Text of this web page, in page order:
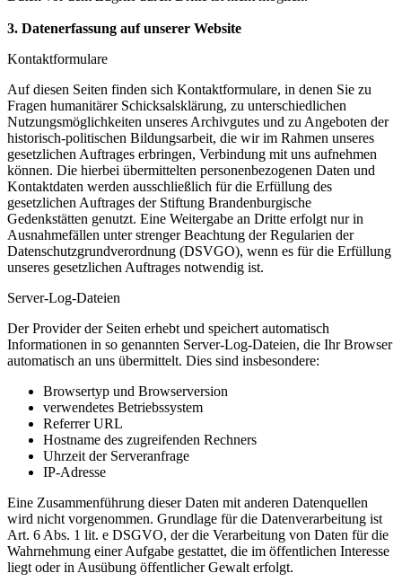
3. Datenerfassung auf unserer Website
Kontaktformulare
Auf diesen Seiten finden sich Kontaktformulare, in denen Sie zu
Fragen humanitärer Schicksalsklärung, zu unterschiedlichen
Nutzungsmöglichkeiten unseres Archivgutes und zu Angeboten der
historisch-politischen Bildungsarbeit, die wir im Rahmen unseres
gesetzlichen Auftrages erbringen, Verbindung mit uns aufnehmen
können. Die hierbei übermittelten personenbezogenen Daten und
Kontaktdaten werden ausschließlich für die Erfüllung des
gesetzlichen Auftrages der Stiftung Brandenburgische
Gedenkstätten genutzt. Eine Weitergabe an Dritte erfolgt nur in
Ausnahmefällen unter strenger Beachtung der Regularien der
Datenschutzgrundverordnung (DSVGO), wenn es für die Erfüllung
unseres gesetzlichen Auftrages notwendig ist.
Server-Log-Dateien
Der Provider der Seiten erhebt und speichert automatisch
Informationen in so genannten Server-Log-Dateien, die Ihr Browser
automatisch an uns übermittelt. Dies sind insbesondere:
Browsertyp und Browserversion
verwendetes Betriebssystem
Referrer URL
Hostname des zugreifenden Rechners
Uhrzeit der Serveranfrage
IP-Adresse
Eine Zusammenführung dieser Daten mit anderen Datenquellen
wird nicht vorgenommen. Grundlage für die Datenverarbeitung ist
Art. 6 Abs. 1 lit. e DSGVO, der die Verarbeitung von Daten für die
Wahrnehmung einer Aufgabe gestattet, die im öffentlichen Interesse
liegt oder in Ausübung öffentlicher Gewalt erfolgt.